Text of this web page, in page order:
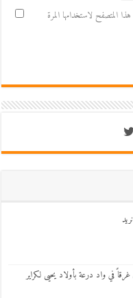
المتصفح لاستخدامها المرة
في واد درعة بأولاد يحيى لكراير